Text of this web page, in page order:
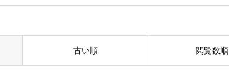
古い順 閲覧数順